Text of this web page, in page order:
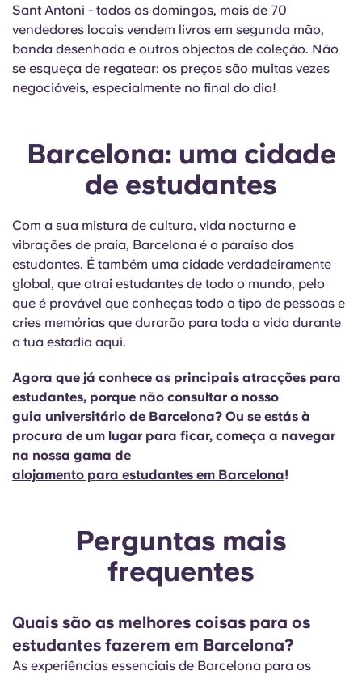
Sant Antoni - todos os domingos, mais de 70
vendedores locais vendem livros em segunda mão,
banda desenhada e outros objectos de coleção. Não
se esqueça de regatear: os preços são muitas vezes
negociáveis, especialmente no final do dia!
Barcelona: uma cidade
de estudantes
Com a sua mistura de cultura, vida nocturna e
vibrações de praia, Barcelona é o paraíso dos
estudantes. É também uma cidade verdadeiramente
global, que atrai estudantes de todo o mundo, pelo
que é provável que conheças todo o tipo de pessoas e
cries memórias que durarão para toda a vida durante
a tua estadia aqui.
Agora que já conhece as principais atracções para
estudantes, porque não consultar o nosso
guia universitário de Barcelona? Ou se estás à
procura de um lugar para ficar, começa a navegar
na nossa gama de
alojamento para estudantes em Barcelona!
Perguntas mais
frequentes
Quais são as melhores coisas para os
estudantes fazerem em Barcelona?
As experiências essenciais de Barcelona para os